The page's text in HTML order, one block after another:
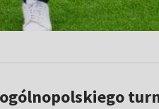
ogólnopolskiego